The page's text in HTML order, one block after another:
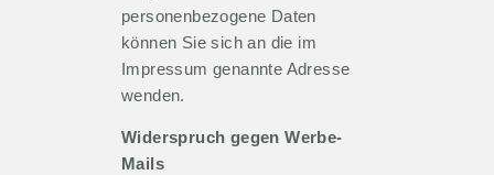
personenbezogene Daten
können Sie sich an die im
Impressum genannte Adresse
wenden.
Widerspruch gegen Werbe-
Mails